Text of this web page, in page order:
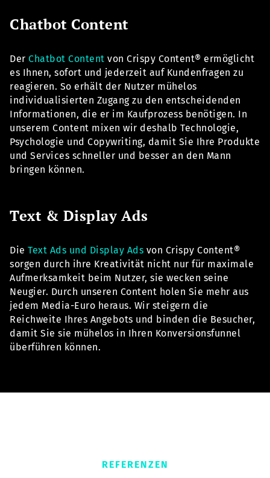
Chatbot Content
Der Chatbot Content von Crispy Content® ermöglicht
es Ihnen, sofort und jederzeit auf Kundenfragen zu
reagieren. So erhält der Nutzer mühelos
individualisierten Zugang zu den entscheidenden
Informationen, die er im Kaufprozess benötigen. In
unserem Content mixen wir deshalb Technologie,
Psychologie und Copywriting, damit Sie Ihre Produkte
und Services schneller und besser an den Mann
bringen können.
Text & Display Ads
Die Text Ads und Display Ads von Crispy Content®
sorgen durch ihre Kreativität nicht nur für maximale
Aufmerksamkeit beim Nutzer, sie wecken seine
Neugier. Durch unseren Content holen Sie mehr aus
jedem Media-Euro heraus. Wir steigern die
Reichweite Ihres Angebots und binden die Besucher,
damit Sie sie mühelos in Ihren Konversionsfunnel
überführen können.
REFERENZEN